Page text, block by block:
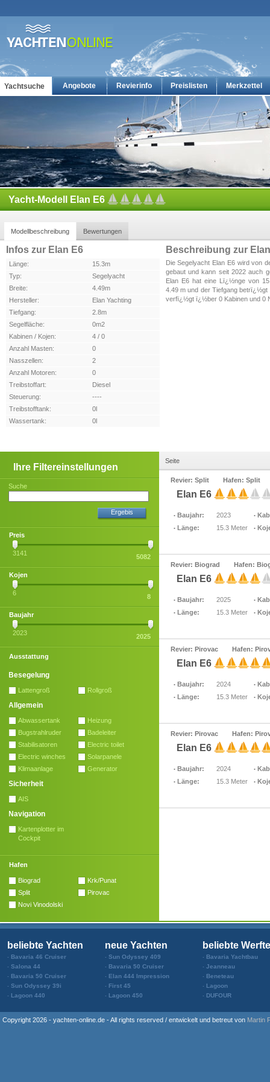
Yachtsuche Angebote Revierinfo Preislisten Merkzettel
Die günstigsten Charteryachten auf yachten-online
Yacht-Modell Elan E6
Modellbeschreibung Bewertungen
Infos zur Elan E6
Länge:
15.3m
Typ:
Segelyacht
Breite:
4.49m
Hersteller:
Elan Yachting
Tiefgang:
2.8m
Segelfläche:
0m2
Kabinen / Kojen:
4 / 0
Anzahl Masten:
0
Nasszellen:
2
Anzahl Motoren:
0
Treibstoffart:
Diesel
Steuerung:
----
Treibstofftank:
0l
Wassertank:
0l
Beschreibung zur
Die Segelyacht Elan E6 wird von
gebaut und kann seit 2022 auch
Elan E6 hat eine Lï¿½nge von
4.49 m und der Tiefgang betrï¿½gt
verfï¿½gt ï¿½ber 0 Kabinen und 0
Seite
Revier: Split Hafen: Split
Elan E6
Baujahr:
2023
Länge:
15.3 Meter
Revier: Biograd Hafen:
Elan E6
Baujahr:
2025
Länge:
15.3 Meter
Revier: Pirovac Hafen:
Elan E6
Baujahr:
2024
Länge:
15.3 Meter
Revier: Pirovac Hafen:
Elan E6
Baujahr:
2024
Länge:
15.3 Meter
Ihre Filtereinstellungen
Suche
Ergebis
Preis
3141 5082
Kojen
6 8
Baujahr
2023 2025
Ausstattung
Besegelung
Lattengroß Rollgroß
Allgemein
Abwassertank
Heizung
Bugstrahlruder
Badeleiter
Stabilisatoren
Electric toilet
Electric winches
Solarpanele
Klimaanlage
Generator
Sicherheit
AIS
Navigation
Kartenplotter im
Cockpit
Hafen
Biograd
Krk/Punat
Split
Pirovac
Novi Vinodolski
beliebte Yachten
Bavaria 46 Cruiser
Salona 44
Bavaria 50 Cruiser
Sun Odyssey 39i
Lagoon 440
neue Yachten
Sun Odyssey 409
Bavaria 50 Cruiser
Elan 444 Impression
First 45
Lagoon 450
beliebte
Bavaria Yachtbau
Jeanneau
Beneteau
Lagoon
DUFOUR
Copyright 2026 - yachten-online.de - All rights reserved / entwickelt und betreut von Martin